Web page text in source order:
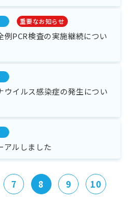
重要なお知らせ
例PCR検査の実施継続につい
ウイルス感染症の発生につい
アルしました
7 8 9 10